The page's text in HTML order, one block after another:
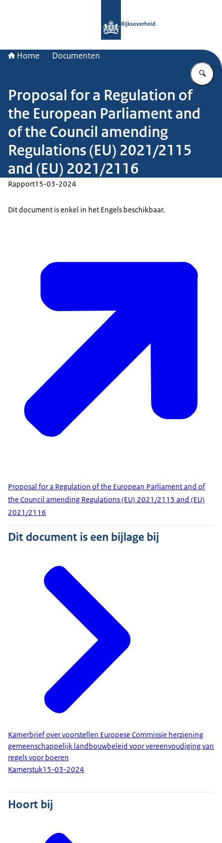
Rijksoverheid
Home Documenten
Proposal for a Regulation of
the European Parliament and
of the Council amending
Regulations (EU) 2021/2115
and (EU) 2021/2116
Rapport15-03-2024
Dit document is enkel in het Engels beschikbaar.
Proposal for a Regulation of the European Parliament and of
the Council amending Regulations (EU) 2021/2115 and (EU)
2021/2116
Dit document is een bijlage bij
Kamerbrief over voorstellen Europese Commissie herziening
gemeenschappelijk landbouwbeleid voor vereenvoudiging van
regels voor boeren
Kamerstuk15-03-2024
Hoort bij